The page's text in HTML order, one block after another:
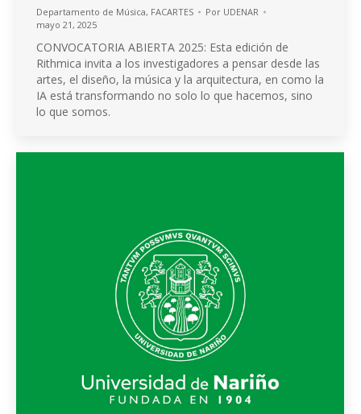
Departamento de Música, FACARTES Por UDENAR
mayo 21, 2025
CONVOCATORIA ABIERTA 2025: Esta edición de
Rithmica invita a los investigadores a pensar desde las
artes, el diseño, la música y la arquitectura, en como la
IA está transformando no solo lo que hacemos, sino
lo que somos.